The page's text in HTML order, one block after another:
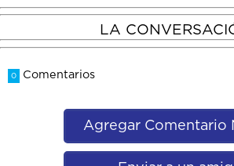
LA
0 Comentarios
Agregar Comentario